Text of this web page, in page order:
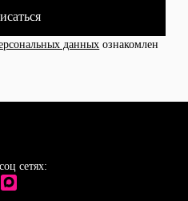
данных ознакомлен
сетях: